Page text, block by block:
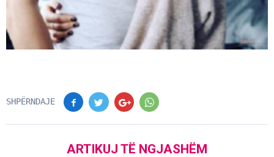
SHPËRNDAJE
ARTIKUJ TË NGJASHËM